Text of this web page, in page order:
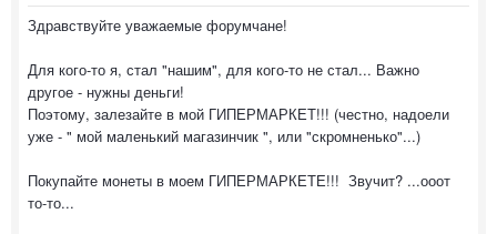
Здравствуйте уважаемые форумчане!
Для кого-то я, стал "нашим", для кого-то не стал... Важно
другое - нужны деньги!
Поэтому, залезайте в мой ГИПЕРМАРКЕТ!!! (честно, надоели
уже - " мой маленький магазинчик ", или "скромненько"...)
Покупайте монеты в моем ГИПЕРМАРКЕТЕ!!! Звучит? ...ооот
то-то...